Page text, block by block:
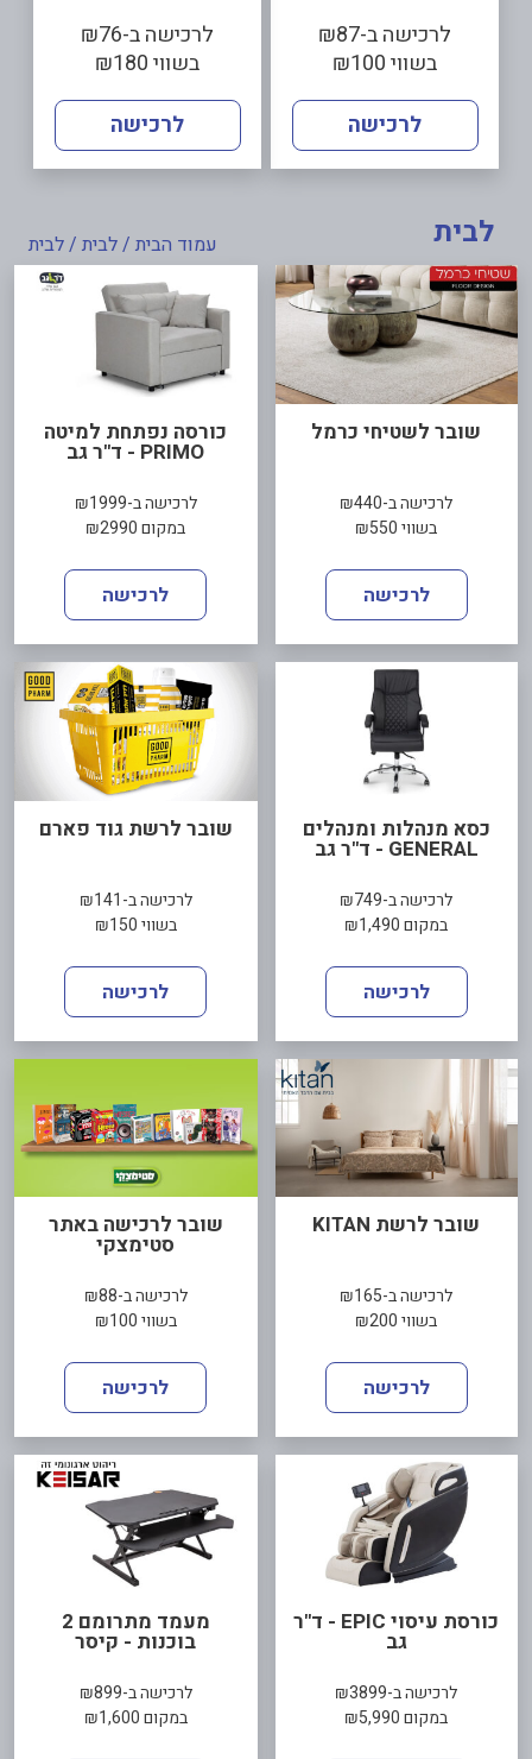
לרכישה ב-₪87
בשווי ₪100
לרכישה
לרכישה ב-₪76
בשווי ₪180
לרכישה
עמוד הבית /לבית / לבית לבית
שובר לשטיחי כרמל
לרכישה ב-₪440
בשווי ₪550
לרכישה
כורסה נפתחת למיטה
PRIMO - ד"ר גב
לרכישה ב-₪1999
במקום ₪2990
לרכישה
כסא מנהלות ומנהלים
GENERAL - ד"ר גב
לרכישה ב-₪749
במקום ₪1,490
לרכישה
שובר לרשת גוד פארם
לרכישה ב-₪141
בשווי ₪150
לרכישה
שובר לרשת KITAN
לרכישה ב-₪165
בשווי ₪200
לרכישה
שובר לרכישה באתר
סטימצקי
לרכישה ב-₪88
בשווי ₪100
לרכישה
כורסת עיסוי EPIC - ד"ר
גב
לרכישה ב-₪3899
במקום ₪5,990
מעמד מתרומם 2
בוכנות - קיסר
לרכישה ב-₪899
במקום ₪1,600